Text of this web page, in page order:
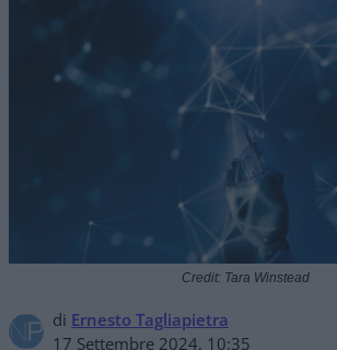
di Ernesto Tagliapietra
17 Settembre 2024, 10:35
Credit: Tara Winstead